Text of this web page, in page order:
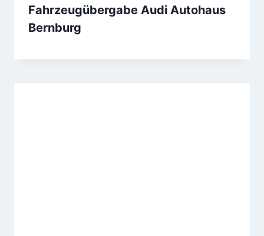
Fahrzeugübergabe Audi Autohaus
Bernburg